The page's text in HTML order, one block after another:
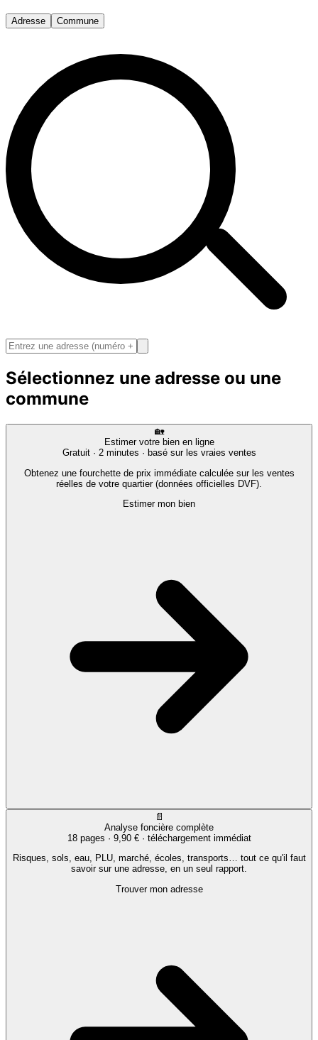
Adresse Commune
Sélectionnez une adresse ou une
commune
🏡
Estimer votre bien en ligne
Gratuit · 2 minutes · basé sur les vraies ventes
Obtenez une fourchette de prix immédiate calculée sur les ventes
réelles de votre quartier (données officielles DVF).
Estimer mon bien
📄
Analyse foncière complète
18 pages · 9,90 €· téléchargement immédiat
Risques, sols, eau, PLU, marché, écoles, transports… tout ce qu'il faut
savoir sur une adresse, en un seul rapport.
Trouver mon adresse